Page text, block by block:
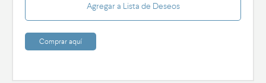
Agregar a Lista de Deseos
Comprar aquí